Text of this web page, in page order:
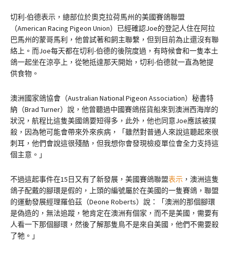
切利-伯德表示，總部位於奧克拉荷馬州的美國賽鴿聯盟
（American Racing Pigeon Union）已經確認Joe的登記人住在阿拉
巴馬州的蒙哥馬利，他曾試著和飼主聯繫，但到目前為止還沒有聯
絡上。而Joe每天都在切利-伯德的後院度過，有時候會和一隻本土
鴿一起坐在涼亭上，從牠抵達那天開始，切利-伯德就一直為牠提
供食物。
澳洲國家鴿協會（Australian National Pigeon Association）秘書特
納（Brad Turner）說，他曾聽過中國賽鴿搭貨船來到澳洲西海岸的
狀況，航程比這隻美國鴿要短得多，此外，他也同意Joe應該被撲
殺，因為牠可能會帶來外來疾病，「雖然對普通人來說這聽起來很
刺耳，他們會說這很殘酷，但我想你會發現檢疫單位會全力支持這
個主意。」
不過這起事件在15日又有了新發展，美國賽鴿聯盟表示 ，澳洲這隻
鴿子配戴的腳環是假的，上頭的編號屬於在美國的一隻賽鴿，聯盟
的運動發展經理羅伯茲（Deone Roberts）說：「澳洲的那個腳環
是偽造的，無法追蹤，牠肯定在澳洲有個家，而不是美國，需要有
人看一下那個腳環，然後了解那隻鳥不是來自美國，他們不需要殺
了牠。」